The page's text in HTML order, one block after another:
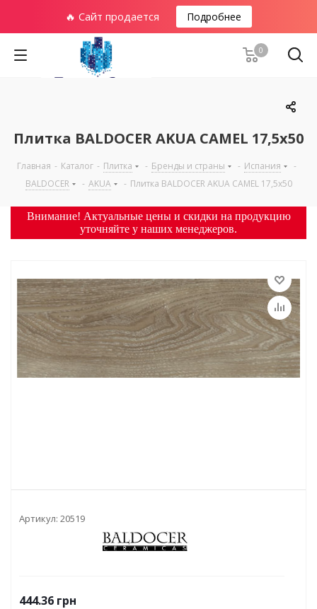
🔥 Сайт продается Подробнее
0
Плитка BALDOCER AKUA CAMEL 17,5х50
Главная - Каталог - Плитка - Бренды и страны - Испания
-
BALDOCER
- AKUA - Плитка BALDOCER AKUA CAMEL 17,5х50
Внимание! Актуальные цены и скидки на продукцию
уточняйте у наших менеджеров.
Артикул: 20519
444.36 грн